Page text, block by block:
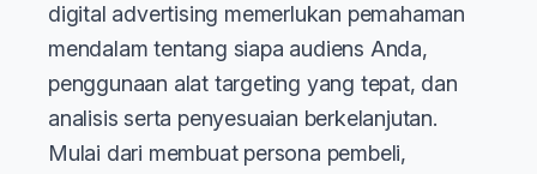
digital advertising memerlukan pemahaman
mendalam tentang siapa audiens Anda,
penggunaan alat targeting yang tepat, dan
analisis serta penyesuaian berkelanjutan.
Mulai dari membuat persona pembeli,